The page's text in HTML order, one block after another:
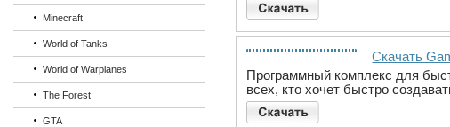
Minecraft
World of Tanks
World of Warplanes
The Forest
GTA
Скачать
Программный комплекс для
всех, кто хочет быстро